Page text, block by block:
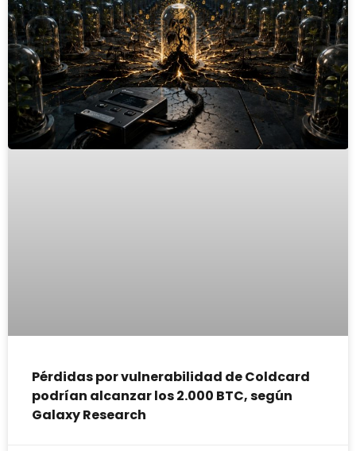
Pérdidas por vulnerabilidad de Coldcard
podrían alcanzar los 2.000 BTC, según
Galaxy Research